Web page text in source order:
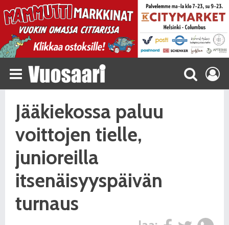
Jääkiekossa paluu
voittojen tielle,
junioreilla
itsenäisyyspäivän
turnaus